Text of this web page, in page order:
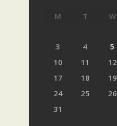
M T W
3
4 5
10
11 12
17
18 19
24
25 26
31